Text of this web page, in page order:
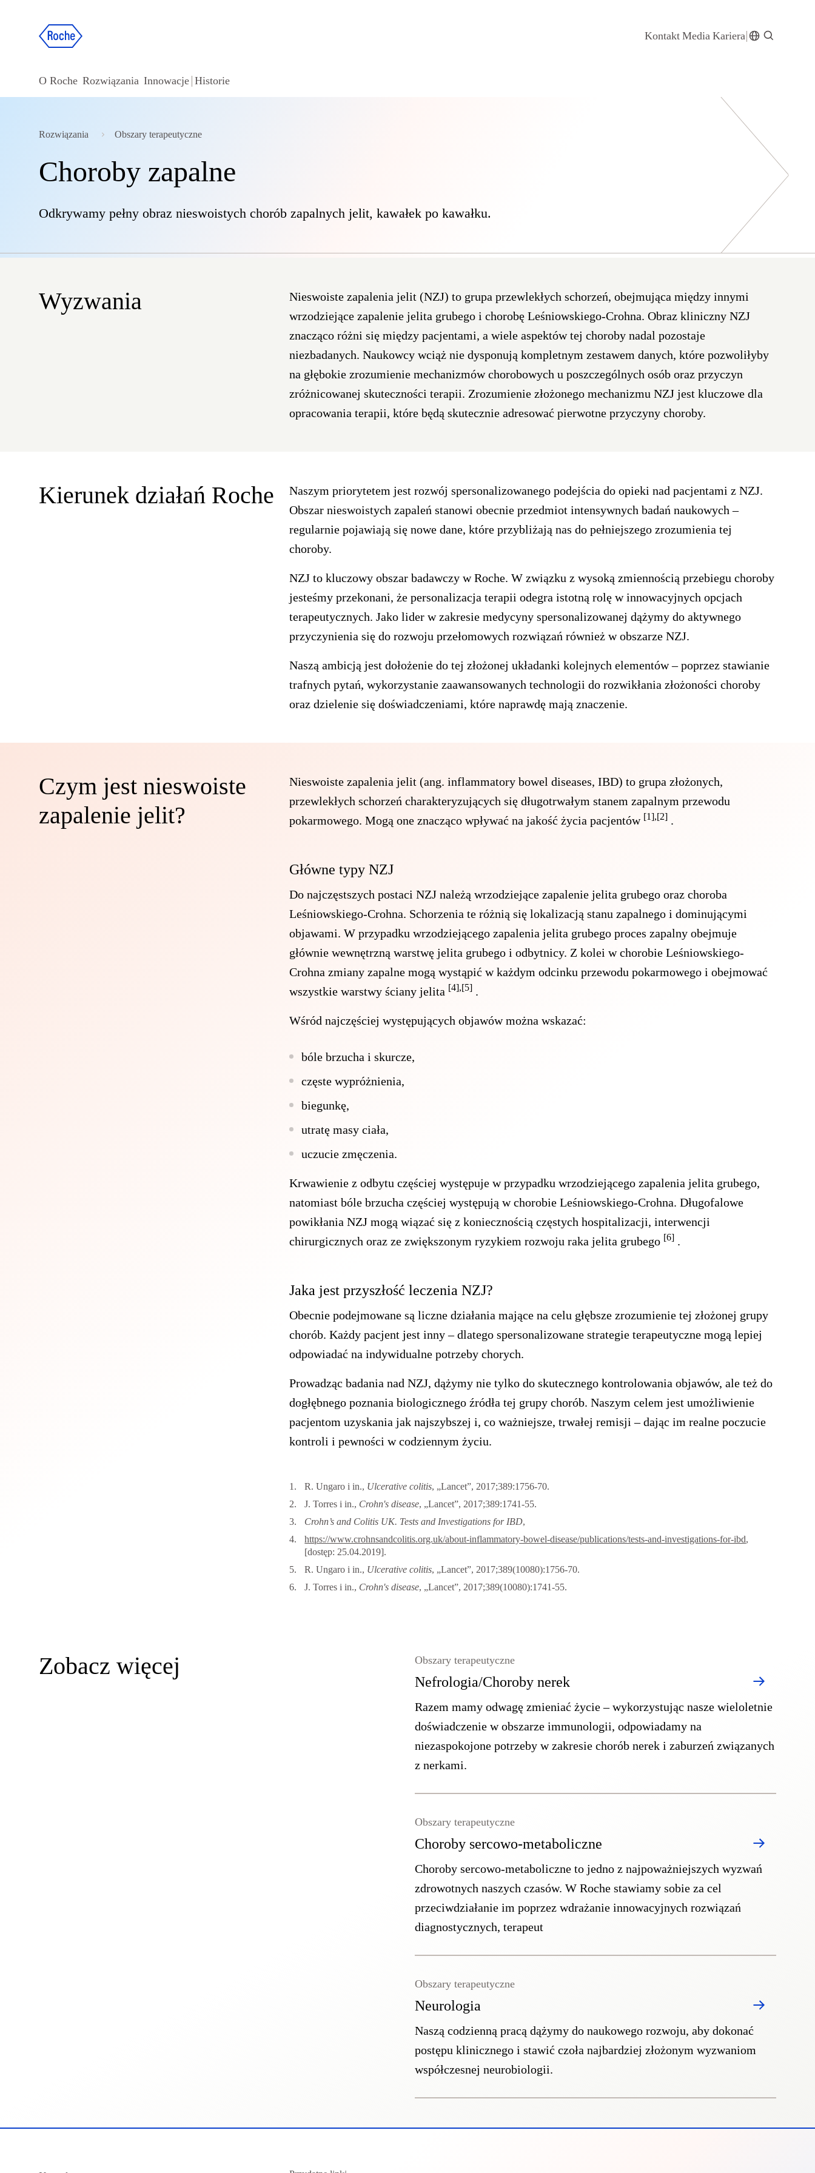
Kontakt Media Kariera
O Roche Rozwiązania Innowacje Historie
Rozwiązania Obszary terapeutyczne
Choroby zapalne
Odkrywamy pełny obraz nieswoistych chorób zapalnych jelit, kawałek po kawałku.
Wyzwania
Nieswoiste zapalenia jelit (NZJ) to grupa przewlekłych schorzeń, obejmująca między innymi
wrzodziejące zapalenie jelita grubego i chorobę Leśniowskiego-Crohna. Obraz kliniczny NZJ
znacząco różni się między pacjentami, a wiele aspektów tej choroby nadal pozostaje
niezbadanych. Naukowcy wciąż nie dysponują kompletnym zestawem danych, które pozwoliłyby
na głębokie zrozumienie mechanizmów chorobowych u poszczególnych osób oraz przyczyn
zróżnicowanej skuteczności terapii. Zrozumienie złożonego mechanizmu NZJ jest kluczowe dla
opracowania terapii, które będą skutecznie adresować pierwotne przyczyny choroby.
Kierunek działań Roche
Naszym priorytetem jest rozwój spersonalizowanego podejścia do opieki nad pacjentami z NZJ.
Obszar nieswoistych zapaleń stanowi obecnie przedmiot intensywnych badań naukowych –
regularnie pojawiają się nowe dane, które przybliżają nas do pełniejszego zrozumienia tej
choroby.
NZJ to kluczowy obszar badawczy w Roche. W związku z wysoką zmiennością przebiegu choroby
jesteśmy przekonani, że personalizacja terapii odegra istotną rolę w innowacyjnych opcjach
terapeutycznych. Jako lider w zakresie medycyny spersonalizowanej dążymy do aktywnego
przyczynienia się do rozwoju przełomowych rozwiązań również w obszarze NZJ.
Naszą ambicją jest dołożenie do tej złożonej układanki kolejnych elementów – poprzez stawianie
trafnych pytań, wykorzystanie zaawansowanych technologii do rozwikłania złożoności choroby
oraz dzielenie się doświadczeniami, które naprawdę mają znaczenie.
Czym jest nieswoiste
zapalenie jelit?
Nieswoiste zapalenia jelit (ang. inflammatory bowel diseases, IBD) to grupa złożonych,
przewlekłych schorzeń charakteryzujących się długotrwałym stanem zapalnym przewodu
pokarmowego. Mogą one znacząco wpływać na jakość życia pacjentów [1],[2] .
Główne typy NZJ
Do najczęstszych postaci NZJ należą wrzodziejące zapalenie jelita grubego oraz choroba
Leśniowskiego-Crohna. Schorzenia te różnią się lokalizacją stanu zapalnego i dominującymi
objawami. W przypadku wrzodziejącego zapalenia jelita grubego proces zapalny obejmuje
głównie wewnętrzną warstwę jelita grubego i odbytnicy. Z kolei w chorobie Leśniowskiego-
Crohna zmiany zapalne mogą wystąpić w każdym odcinku przewodu pokarmowego i obejmować
wszystkie warstwy ściany jelita [4],[5] .
Wśród najczęściej występujących objawów można wskazać:
bóle brzucha i skurcze,
częste wypróżnienia,
biegunkę,
utratę masy ciała,
uczucie zmęczenia.
Krwawienie z odbytu częściej występuje w przypadku wrzodziejącego zapalenia jelita grubego,
natomiast bóle brzucha częściej występują w chorobie Leśniowskiego-Crohna. Długofalowe
powikłania NZJ mogą wiązać się z koniecznością częstych hospitalizacji, interwencji
chirurgicznych oraz ze zwiększonym ryzykiem rozwoju raka jelita grubego [6] .
Jaka jest przyszłość leczenia NZJ?
Obecnie podejmowane są liczne działania mające na celu głębsze zrozumienie tej złożonej grupy
chorób. Każdy pacjent jest inny – dlatego spersonalizowane strategie terapeutyczne mogą lepiej
odpowiadać na indywidualne potrzeby chorych.
Prowadząc badania nad NZJ, dążymy nie tylko do skutecznego kontrolowania objawów, ale też do
dogłębnego poznania biologicznego źródła tej grupy chorób. Naszym celem jest umożliwienie
pacjentom uzyskania jak najszybszej i, co ważniejsze, trwałej remisji – dając im realne poczucie
kontroli i pewności w codziennym życiu.
R. Ungaro i in., Ulcerative colitis, „Lancet”, 2017;389:1756-70.
J. Torres i in., Crohn's disease, „Lancet”, 2017;389:1741-55.
Crohn’s and Colitis UK. Tests and Investigations for IBD,
https://www.crohnsandcolitis.org.uk/about-inflammatory-bowel-disease/publications/tests-and-investigations-for-ibd,
[dostęp: 25.04.2019].
R. Ungaro i in., Ulcerative colitis, „Lancet”, 2017;389(10080):1756-70.
J. Torres i in., Crohn's disease, „Lancet”, 2017;389(10080):1741-55.
Zobacz więcej
Nefrologia/Choroby nerek
Obszary terapeutyczne
Razem mamy odwagę zmieniać życie – wykorzystując nasze wieloletnie
doświadczenie w obszarze immunologii, odpowiadamy na
niezaspokojone potrzeby w zakresie chorób nerek i zaburzeń związanych
z nerkami.
Choroby sercowo-metaboliczne
Obszary terapeutyczne
Choroby sercowo-metaboliczne to jedno z najpoważniejszych wyzwań
zdrowotnych naszych czasów. W Roche stawiamy sobie za cel
przeciwdziałanie im poprzez wdrażanie innowacyjnych rozwiązań
diagnostycznych, terapeut
Neurologia
Obszary terapeutyczne
Naszą codzienną pracą dążymy do naukowego rozwoju, aby dokonać
postępu klinicznego i stawić czoła najbardziej złożonym wyzwaniom
współczesnej neurobiologii.